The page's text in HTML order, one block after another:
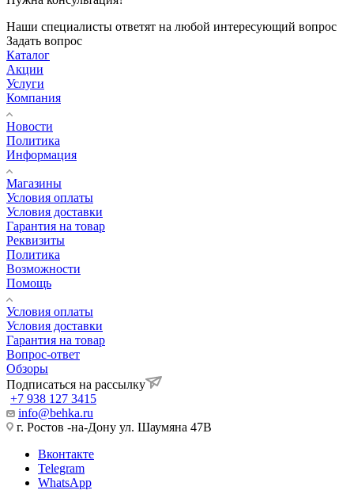
Наши специалисты ответят на любой интересующий вопрос
Задать вопрос
Каталог
Акции
Услуги
Компания
Новости
Политика
Информация
Магазины
Условия оплаты
Условия доставки
Гарантия на товар
Реквизиты
Политика
Возможности
Помощь
Условия оплаты
Условия доставки
Гарантия на товар
Вопрос-ответ
Обзоры
Подписаться на рассылку
+7 938 127 3415
info@behka.ru
г. Ростов -на-Дону ул. Шаумяна 47В
Вконтакте
Telegram
WhatsApp